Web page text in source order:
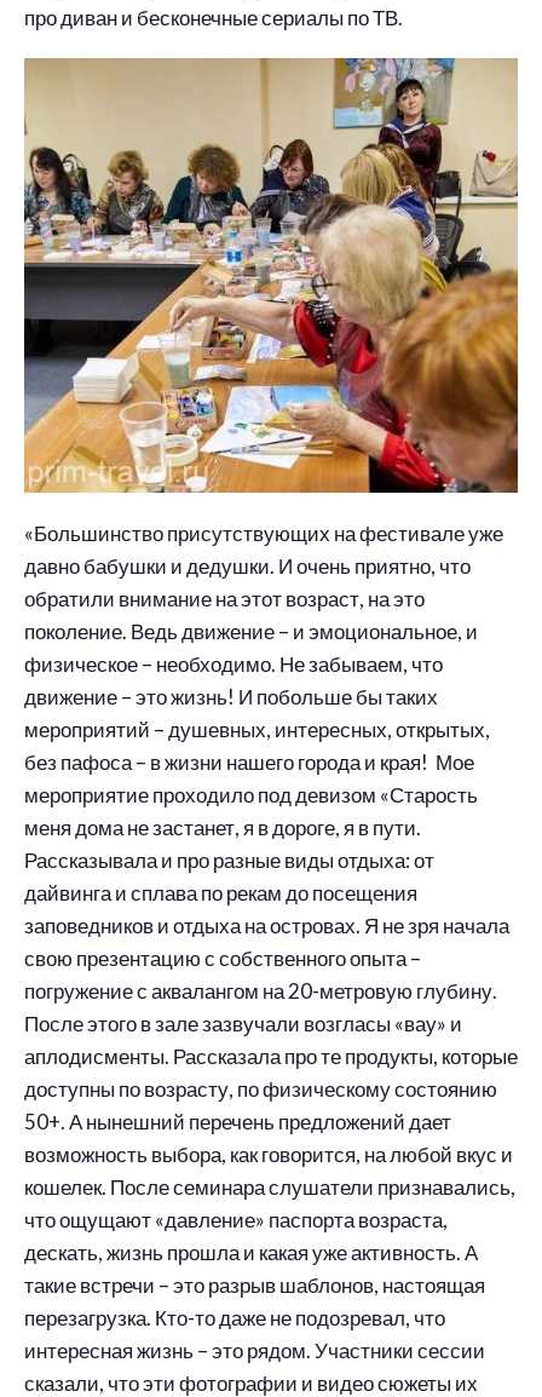
про диван и бесконечные сериалы по ТВ.
«Большинство присутствующих на фестивале уже
давно бабушки и дедушки. И очень приятно, что
обратили внимание на этот возраст, на это
поколение. Ведь движение – и эмоциональное, и
физическое – необходимо. Не забываем, что
движение – это жизнь! И побольше бы таких
мероприятий – душевных, интересных, открытых,
без пафоса – в жизни нашего города и края! Мое
мероприятие проходило под девизом «Старость
меня дома не застанет, я в дороге, я в пути.
Рассказывала и про разные виды отдыха: от
дайвинга и сплава по рекам до посещения
заповедников и отдыха на островах. Я не зря начала
свою презентацию с собственного опыта –
погружение с аквалангом на 20-метровую глубину.
После этого в зале зазвучали возгласы «вау» и
аплодисменты. Рассказала про те продукты, которые
доступны по возрасту, по физическому состоянию
50+. А нынешний перечень предложений дает
возможность выбора, как говорится, на любой вкус и
кошелек. После семинара слушатели признавались,
что ощущают «давление» паспорта возраста,
дескать, жизнь прошла и какая уже активность. А
такие встречи – это разрыв шаблонов, настоящая
перезагрузка. Кто-то даже не подозревал, что
интересная жизнь – это рядом. Участники сессии
сказали, что эти фотографии и видео сюжеты их